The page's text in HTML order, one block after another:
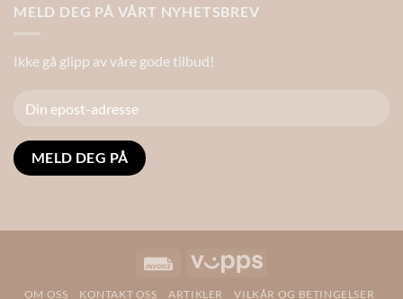
MELD DEG PÅ VÅRT NYHETSBREV
Ikke gå glipp av våre gode tilbud!
Invoice Vipps
OM OSS KONTAKT OSS ARTIKLER VILKÅR OG BETINGELSER